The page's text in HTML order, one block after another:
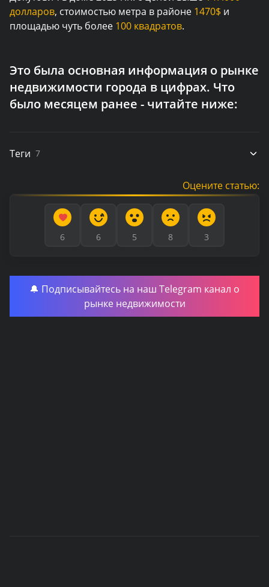
долларов, стоимостью метра в районе 1470$ и
площадью чуть более 100 квадратов.
Это была основная информация о рынке
недвижимости города в цифрах. Что
было месяцем ранее - читайте ниже:
Теги 7
Оцените статью:
6 6 5 8 3
🔔 Подписывайтесь на наш Telegram канал о
рынке недвижимости